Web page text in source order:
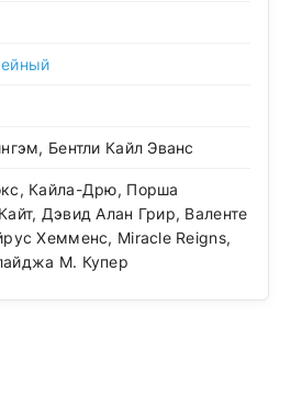
Бентли Кайл Эванс
Кайла-Дрю, Порша
Дэвид Алан Грир, Валенте
Хемменс, Miracle Reigns,
М. Купер